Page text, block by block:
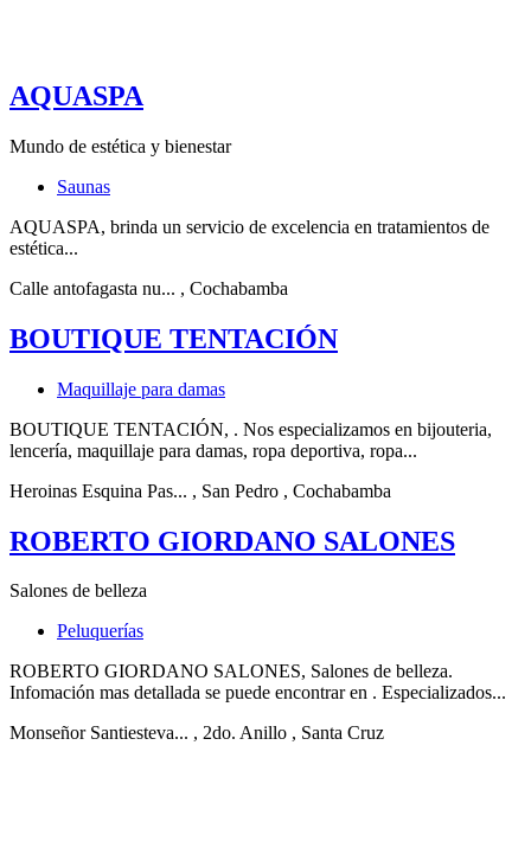
AQUASPA
Mundo de estética y bienestar
Saunas
AQUASPA, brinda un servicio de excelencia en tratamientos de
estética...
Calle antofagasta nu... , Cochabamba
BOUTIQUE TENTACIÓN
Maquillaje para damas
BOUTIQUE TENTACIÓN, . Nos especializamos en bijouteria,
lencería, maquillaje para damas, ropa deportiva, ropa...
Heroinas Esquina Pas... , San Pedro , Cochabamba
ROBERTO GIORDANO SALONES
Salones de belleza
Peluquerías
ROBERTO GIORDANO SALONES, Salones de belleza.
Infomación mas detallada se puede encontrar en . Especializados...
Monseñor Santiesteva... , 2do. Anillo , Santa Cruz